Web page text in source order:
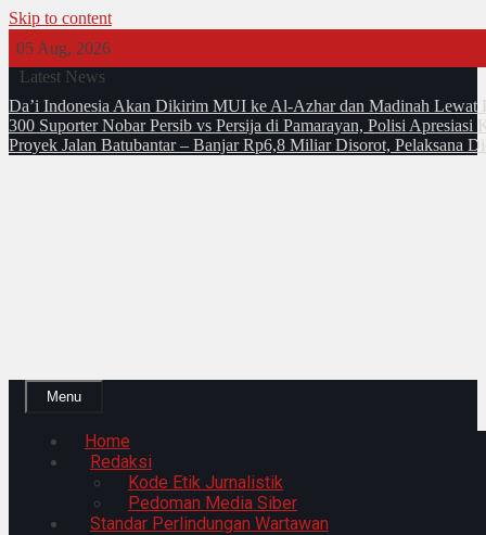
Skip to content
05 Aug, 2026
Latest News
Da’i Indonesia Akan Dikirim MUI ke Al-Azhar dan Madinah Lewat
300 Suporter Nobar Persib vs Persija di Pamarayan, Polisi
Proyek Jalan Batubantar – Banjar Rp6,8 Miliar Disorot, Pelaksana
Menu
Home
Redaksi
Kode Etik Jurnalistik
Pedoman Media Siber
Standar Perlindungan Wartawan